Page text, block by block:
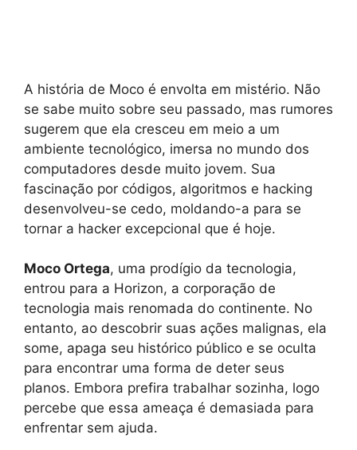
A história de Moco é envolta em mistério. Não
se sabe muito sobre seu passado, mas rumores
sugerem que ela cresceu em meio a um
ambiente tecnológico, imersa no mundo dos
computadores desde muito jovem. Sua
fascinação por códigos, algoritmos e hacking
desenvolveu-se cedo, moldando-a para se
tornar a hacker excepcional que é hoje.
Moco Ortega, uma prodígio da tecnologia,
entrou para a Horizon, a corporação de
tecnologia mais renomada do continente. No
entanto, ao descobrir suas ações malignas, ela
some, apaga seu histórico público e se oculta
para encontrar uma forma de deter seus
planos. Embora prefira trabalhar sozinha, logo
percebe que essa ameaça é demasiada para
enfrentar sem ajuda.